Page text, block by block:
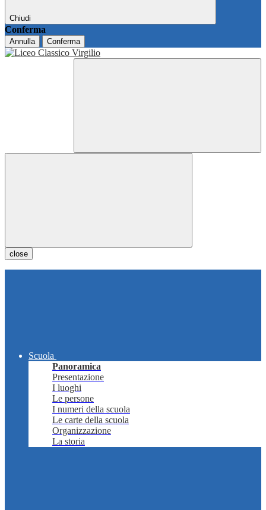
Chiudi
Conferma
Annulla Conferma
close
Scuola
Panoramica
Presentazione
I luoghi
Le persone
I numeri della scuola
Le carte della scuola
Organizzazione
La storia